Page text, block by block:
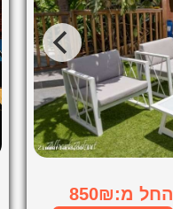
החל מ:850₪